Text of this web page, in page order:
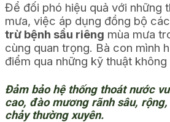
Để đối phó hiệu quả với những
mưa, việc áp dụng đồng bộ các
trừ bệnh sầu riêng mùa mưa
cùng quan trọng. Bà con mình
điểm qua những kỹ thuật
Đảm bảo hệ thống thoát nước
cao, đào mương rãnh sâu,
chảy thường xuyên.